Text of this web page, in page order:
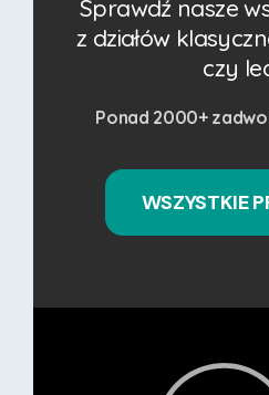
Sprawdź nasze
z działów
czy
Ponad 2000+
WSZYSTKIE